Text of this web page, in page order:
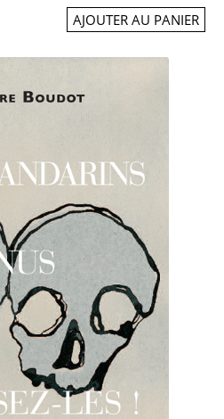
AJOUTER AU PANIER